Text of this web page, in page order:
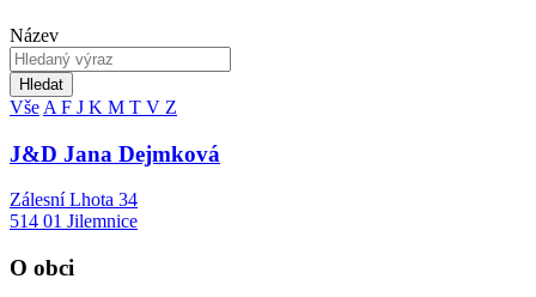
Název
Hledat
Vše A F J K M T V Z
J&D Jana Dejmková
Zálesní Lhota 34
514 01 Jilemnice
O obci